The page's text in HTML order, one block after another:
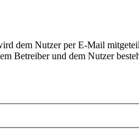
dem Nutzer per E-Mail
Betreiber und dem Nutzer